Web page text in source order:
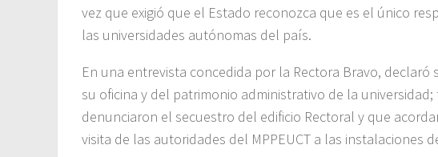
vez que exigió que el Estado reconozca que es el único
las universidades autónomas del país.
En una entrevista concedida por la Rectora Bravo,
su oficina y del patrimonio administrativo de la
denunciaron el secuestro del edificio Rectoral y que
visita de las autoridades del MPPEUCT a las instalaciones